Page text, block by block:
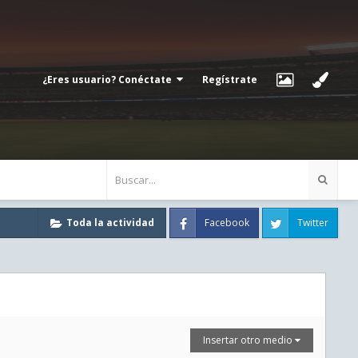
¿Eres usuario? Conéctate Regístrate
Toda la actividad Facebook Twitter
Insertar otro medio